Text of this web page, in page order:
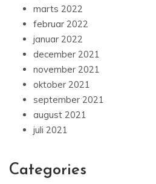
marts 2022
februar 2022
januar 2022
december 2021
november 2021
oktober 2021
september 2021
august 2021
juli 2021
Categories